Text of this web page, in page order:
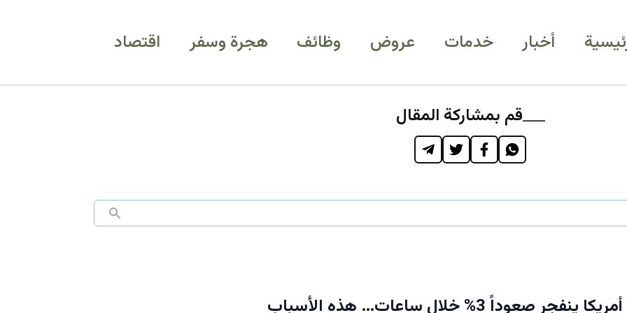
أخبار خدمات عروض وظائف هجرة وسفر اقتصاد
قم بمشاركة المقال
عاجل: نفط أمريكا ينفجر صعوداً 3% خلال ساعات… هذه الأسباب